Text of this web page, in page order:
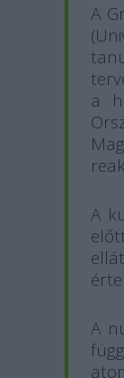
A
a
A
A